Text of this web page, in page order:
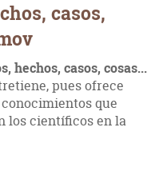
casos,
hechos, casos, cosas...
pues ofrece
que
los científicos en la